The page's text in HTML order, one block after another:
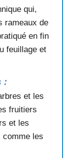
qui,
rameaux de
en fin
feuillage et
:
et les
fruitiers
et les
comme les